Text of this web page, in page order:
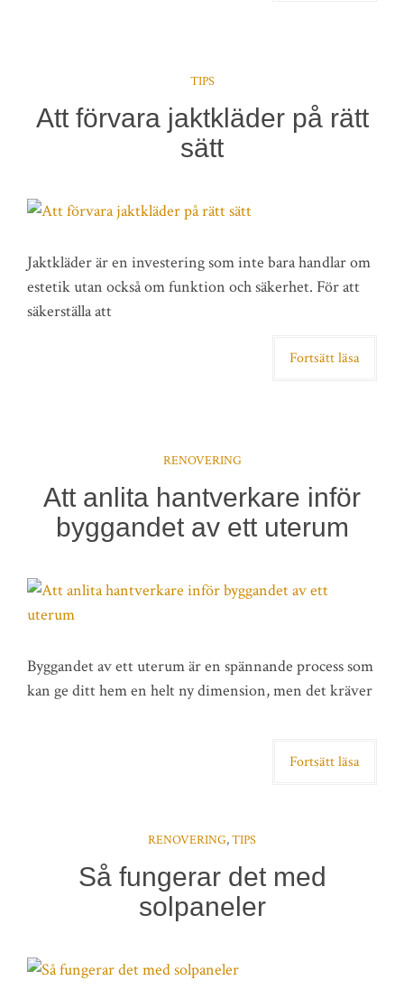
TIPS
Att förvara jaktkläder på rätt
sätt
Jaktkläder är en investering som inte bara handlar om
estetik utan också om funktion och säkerhet. För att
säkerställa att
Fortsätt läsa
RENOVERING
Att anlita hantverkare inför
byggandet av ett uterum
Byggandet av ett uterum är en spännande process som
kan ge ditt hem en helt ny dimension, men det kräver
Fortsätt läsa
RENOVERING,TIPS
Så fungerar det med
solpaneler